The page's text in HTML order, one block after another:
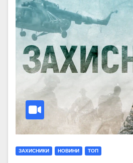
ЗАХИСНИКИ НОВИНИ ТОП